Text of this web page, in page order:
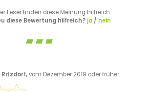
Leser finden diese Meinung hilfreich.
diese Bewertung hilfreich? ja/ nein
Ritzdorf,vom Dezember 2019 oder früher